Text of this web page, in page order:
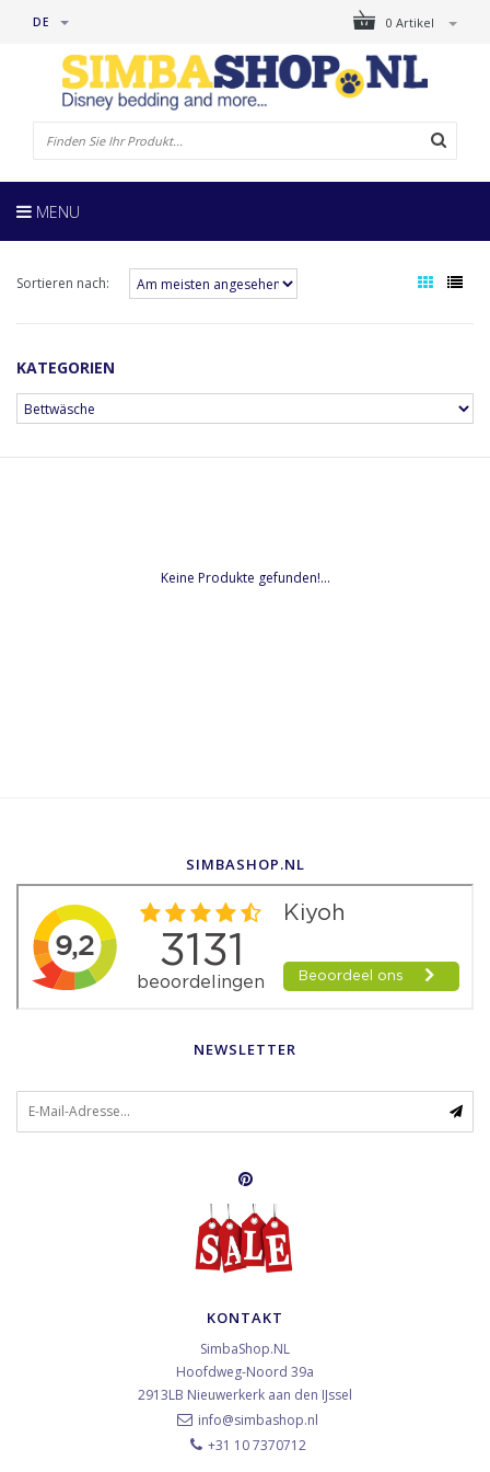
0 Artikel
DE
MENU
Sortieren nach:
KATEGORIEN
Keine Produkte gefunden!...
SIMBASHOP.NL
NEWSLETTER
KONTAKT
SimbaShop.NL
Hoofdweg-Noord 39a
2913LB Nieuwerkerk aan den IJssel
info@simbashop.nl
+31 10 7370712